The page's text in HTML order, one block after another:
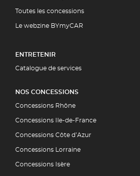
Toutes les concessions
Le webzine BYmyCAR
ENTRETENIR
Catalogue de services
NOS CONCESSIONS
Concessions Rhône
Concessions Ile-de-France
Concessions Côte d’Azur
Concessions Lorraine
Concessions Isère